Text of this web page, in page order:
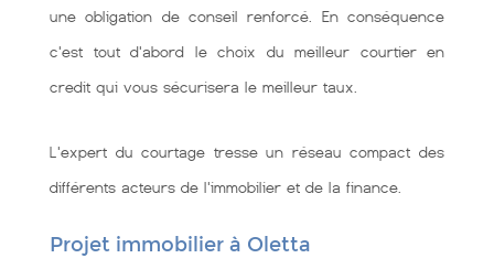
une obligation de conseil renforcé. En conséquence
c'est tout d'abord le choix du meilleur courtier en
credit qui vous sécurisera le meilleur taux.
L'expert du courtage tresse un réseau compact des
différents acteurs de l'immobilier et de la finance.
Projet immobilier à Oletta